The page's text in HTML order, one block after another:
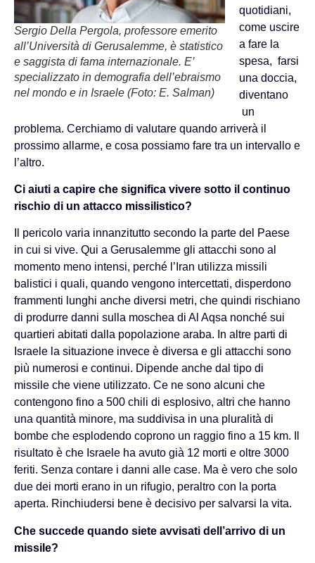
Sergio Della Pergola, professore emerito
all’Università di Gerusalemme, è statistico
e saggista di fama internazionale. E’
specializzato in demografia dell’ebraismo
nel mondo e in Israele (Foto: E. Salman)
quotidiani,
come uscire
a fare la
spesa, farsi
una doccia,
diventano
un
problema. Cerchiamo di valutare quando arriverà il
prossimo allarme, e cosa possiamo fare tra un intervallo e
l’altro.
Ci aiuti a capire che significa vivere sotto il continuo
rischio di un attacco missilistico?
Il pericolo varia innanzitutto secondo la parte del Paese
in cui si vive. Qui a Gerusalemme gli attacchi sono al
momento meno intensi, perché l’Iran utilizza missili
balistici i quali, quando vengono intercettati, disperdono
frammenti lunghi anche diversi metri, che quindi rischiano
di produrre danni sulla moschea di Al Aqsa nonché sui
quartieri abitati dalla popolazione araba. In altre parti di
Israele la situazione invece è diversa e gli attacchi sono
più numerosi e continui. Dipende anche dal tipo di
missile che viene utilizzato. Ce ne sono alcuni che
contengono fino a 500 chili di esplosivo, altri che hanno
una quantità minore, ma suddivisa in una pluralità di
bombe che esplodendo coprono un raggio fino a 15 km. Il
risultato è che Israele ha avuto già 12 morti e oltre 3000
feriti. Senza contare i danni alle case. Ma è vero che solo
due dei morti erano in un rifugio, peraltro con la porta
aperta. Rinchiudersi bene è decisivo per salvarsi la vita.
Che succede quando siete avvisati dell’arrivo di un
missile?